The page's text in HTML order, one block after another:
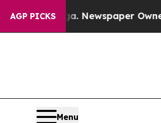
AGP PICKSNewspaper Owner
Menu